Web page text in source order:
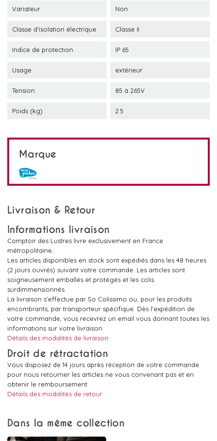
Variateur Non
Classe d'isolation électrique Classe II
Indice de protection IP 65
Usage extérieur
Tension 85 à 265V
Poids (kg) 2.5
Marque
Livraison & Retour
Informations livraison
Comptoir des Lustres livre exclusivement en France
métropolitaine.
Les articles disponibles en stock sont expédiés dans les 48 heures
(2 jours ouvrés) suivant votre commande. Les articles sont
soigneusement emballés et protégés et les colis
surdimmensionnés.
La livraison s'effectue par So Colissimo ou, pour les produits
encombrants, par transporteur spécifique. Dès l'expédition de
votre commande, vous recevrez un email vous donnant toutes les
informations sur votre livraison.
Détails des modalités de livraison
Droit de rétractation
Vous disposez de 14 jours après réception de votre commande
pour nous retourner les articles ne vous convenant pas et en
obtenir le remboursement.
Détails des modalités de retour
Dans la même collection